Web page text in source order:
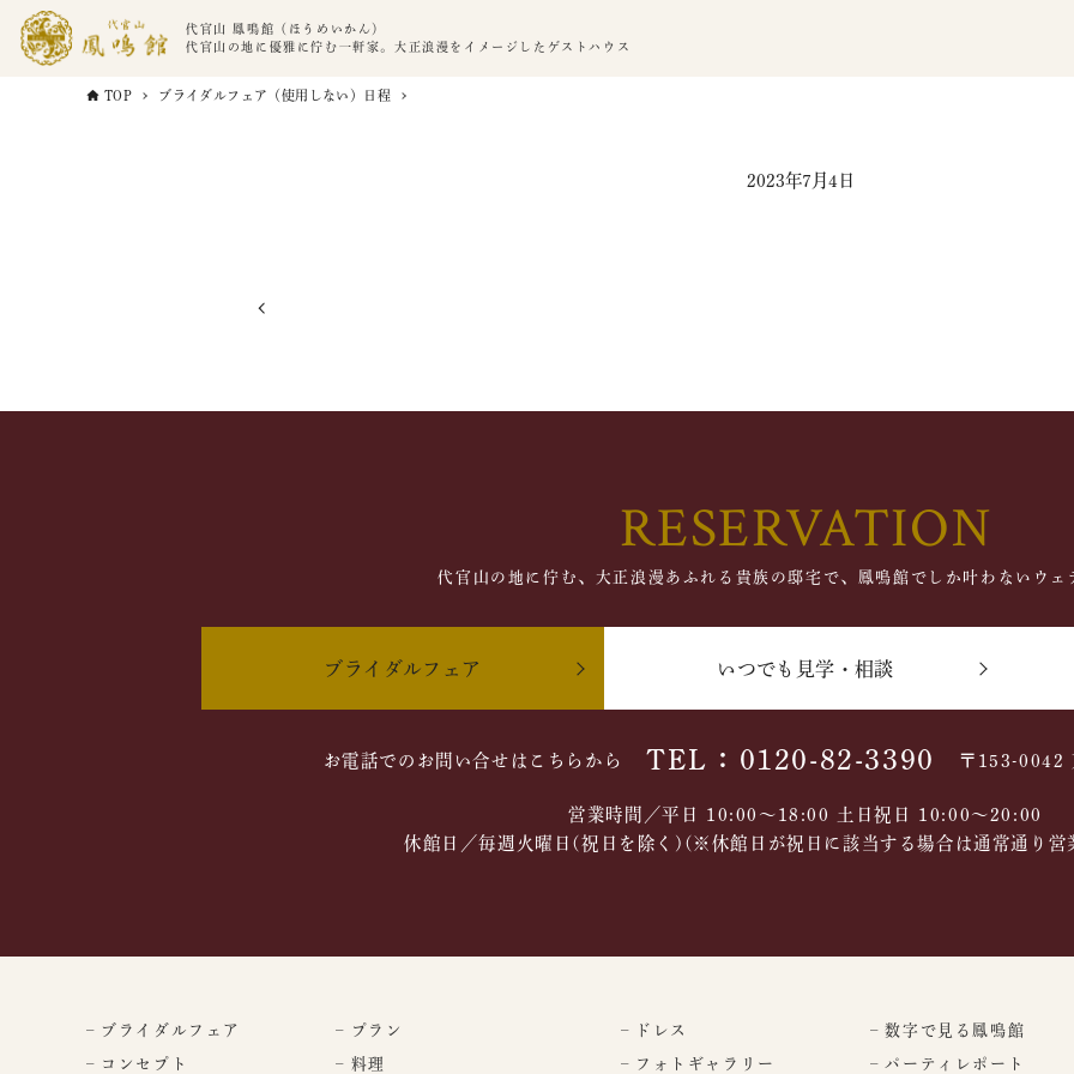
代官山 鳳鳴館（ほうめいかん）
代官山の地に優雅に佇む一軒家。大正浪漫をイメージしたゲストハウス
TOP ブライダルフェア（使用しない）日程
2023年7月4日
RESERVATION
代官山の地に佇む、大正浪漫あふれる貴族の邸宅で、鳳鳴館でしか叶わないウ
ブライダルフェア いつでも見学・相談
お電話でのお問い合せはこちらから TEL：0120-82-3390 〒153-0042
営業時間／平日 10:00～18:00 土日祝日 10:00〜20:00
休館日／毎週火曜日(祝日を除く)(※休館日が祝日に該当する場合は通常通り営
– ブライダルフェア
– コンセプト
– プラン
– 料理
– ドレス
– フォトギャラリー
– 数字で見る鳳鳴館
– パーティレポート